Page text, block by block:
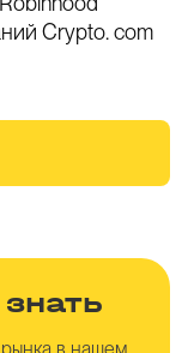
Crypto. com